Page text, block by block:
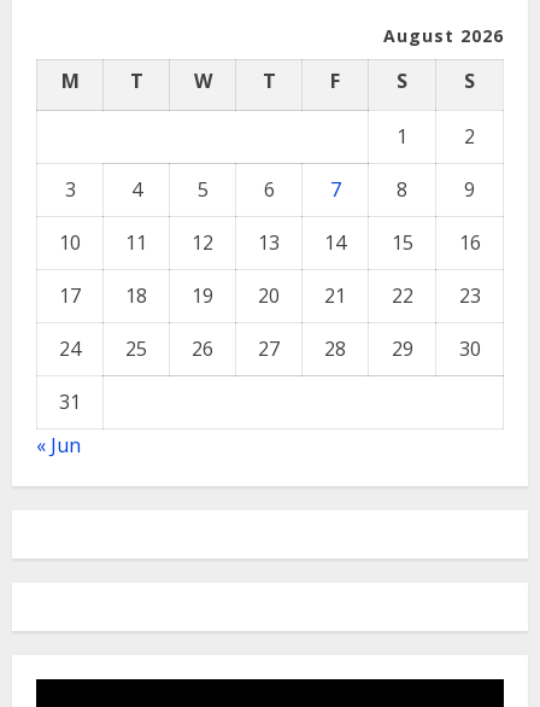
August 2026
M T W T F S S
1
2
3
4 5 6 7 8
9
10
11 12 13 14 15
16
17
18 19 20 21 22
23
24
25 26 27 28 29
30
31
« Jun